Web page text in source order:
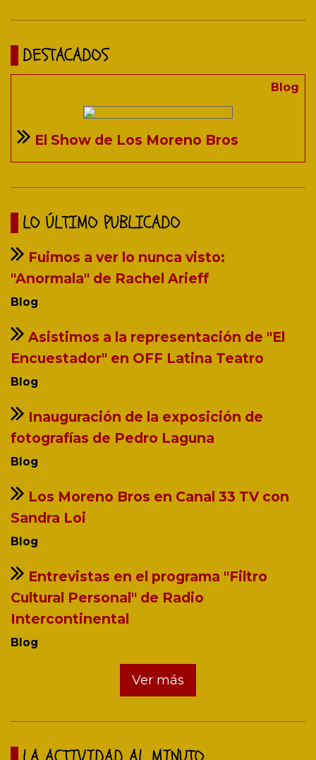
DESTACADOS
Blog
El Show de Los Moreno Bros
LO ÚLTIMO PUBLICADO
Fuimos a ver lo nunca visto:
"Anormala" de Rachel Arieff
Blog
Asistimos a la representación de "El
Encuestador" en OFF Latina Teatro
Blog
Inauguración de la exposición de
fotografías de Pedro Laguna
Blog
Los Moreno Bros en Canal 33 TV con
Sandra Loi
Blog
Entrevistas en el programa "Filtro
Cultural Personal" de Radio
Intercontinental
Blog
Ver más